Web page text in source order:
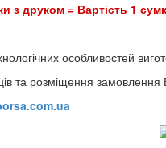
з друком = Вартість 1
особливостей
та розміщення